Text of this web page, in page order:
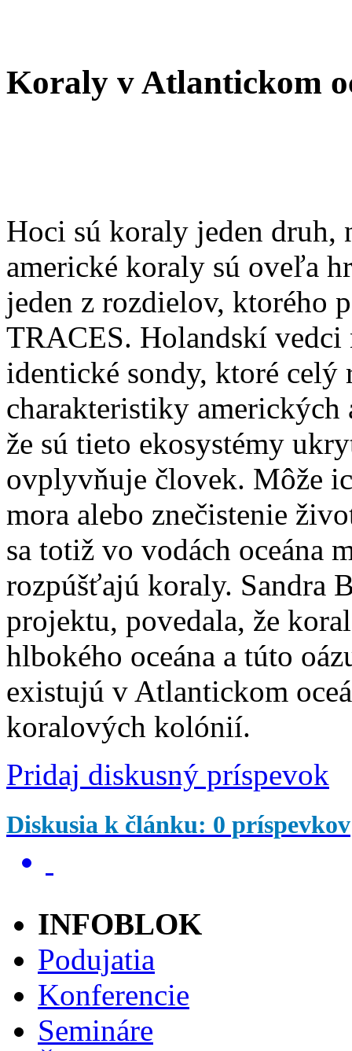
Koraly v Atlantickom
Hoci sú koraly jeden druh,
americké koraly sú oveľa
jeden z rozdielov, ktorého
TRACES. Holandskí
identické sondy, ktoré
charakteristiky
že sú tieto ekosystémy
ovplyvňuje človek. Môže
mora alebo znečistenie
sa totiž vo vodách oceána
rozpúšťajú koraly. Sandra
projektu, povedala, že
hlbokého oceána a túto
existujú v Atlantickom
koralových kolónií.
Pridaj diskusný príspevok
Diskusia k článku: 0 príspevkov
INFOBLOK
Podujatia
Konferencie
Semináre